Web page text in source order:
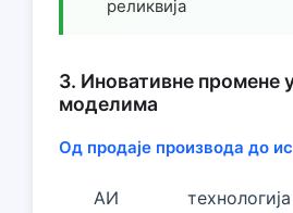
реликвија
3. Иновативне промене
моделима
Од продаје производа до
АИ